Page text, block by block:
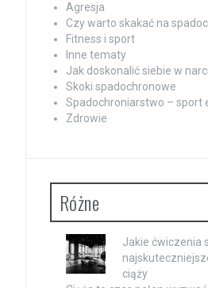
Agresja
Czy warto skakać na
Fitness i sport
Inne tematy
Jak doskonalić siebie w
Skoki spadochronowe
Spadochroniarstwo – sport
Zdrowie
Różne
Jakie ćwiczenia
ciąży